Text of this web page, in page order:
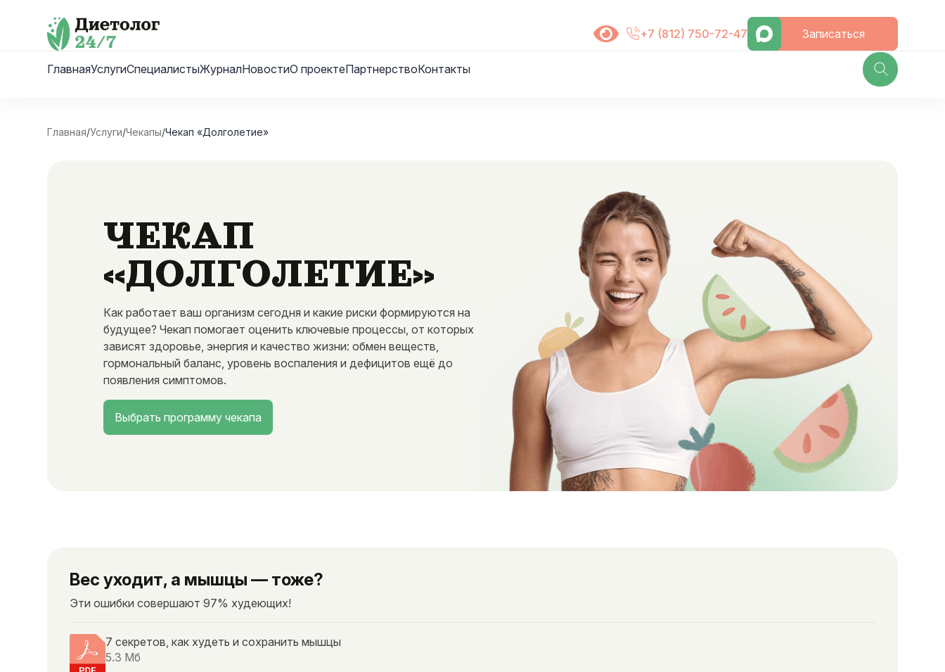
+7 (812) 750-72-47 Записаться
ГлавнаяУслугиСпециалистыЖурналНовостиО проектеПартнерствоКонтакты
Главная/Услуги/Чекапы/Чекап «Долголетие»
ЧЕКАП
«ДОЛГОЛЕТИЕ»
Как работает ваш организм сегодня и какие риски формируются на
будущее? Чекап помогает оценить ключевые процессы, от которых
зависят здоровье, энергия и качество жизни: обмен веществ,
гормональный баланс, уровень воспаления и дефицитов ещё до
появления симптомов.
Выбрать программу чекапа
Вес уходит, а мышцы — тоже?
Эти ошибки совершают 97% худеющих!
7 секретов, как худеть и сохранить мышцы
5.3 Мб